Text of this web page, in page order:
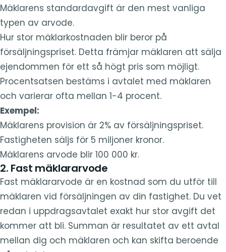
Mäklarens standardavgift är den mest vanliga
typen av arvode.
Hur stor mäklarkostnaden blir beror på
försäljningspriset. Detta främjar mäklaren att sälja
ejendommen för ett så högt pris som möjligt.
Procentsatsen bestäms i avtalet med mäklaren
och varierar ofta mellan 1-4 procent.
Exempel:
Mäklarens provision är 2% av försäljningspriset.
Fastigheten säljs för 5 miljoner kronor.
Mäklarens arvode blir 100 000 kr.
2. Fast mäklararvode
Fast mäklararvode är en kostnad som du utför till
mäklaren vid försäljningen av din fastighet. Du vet
redan i uppdragsavtalet exakt hur stor avgift det
kommer att bli. Summan är resultatet av ett avtal
mellan dig och mäklaren och kan skifta beroende